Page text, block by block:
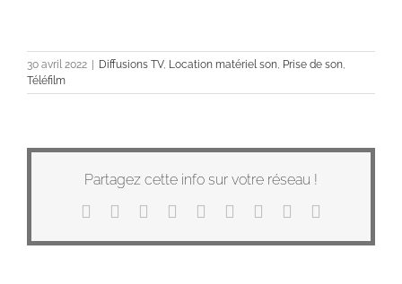
30 avril 2022 Diffusions TV, Location matériel son, Prise de son,
Téléfilm
Partagez cette info sur votre réseau !
Facebook RedditLinkedInWhatsApp
TumblrPinterest
Vk